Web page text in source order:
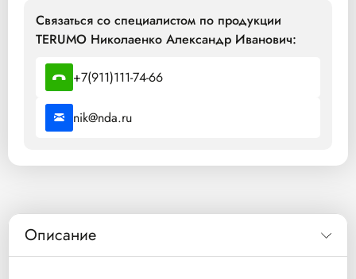
Связаться со специалистом по продукции
TERUMO Николаенко Александр Иванович:
+7(911)111-74-66
nik@nda.ru
Описание